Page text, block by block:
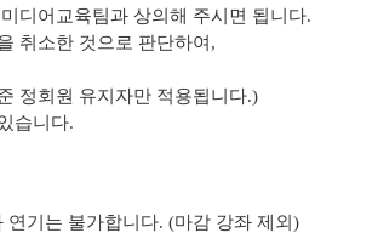
디어교육팀과 상의해 주시면 됩니다.
취소한 것으로 판단하여,
정회원 유지자만 적용됩니다.)
습니다.
기는 불가합니다. (마감 강좌 제외)